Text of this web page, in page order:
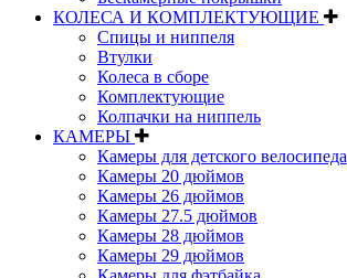
КОЛЕСА И КОМПЛЕКТУЮЩИЕ
Спицы и ниппеля
Втулки
Колеса в сборе
Комплектующие
Колпачки на ниппель
КАМЕРЫ
Камеры для детского велосипеда
Камеры 20 дюймов
Камеры 26 дюймов
Камеры 27.5 дюймов
Камеры 28 дюймов
Камеры 29 дюймов